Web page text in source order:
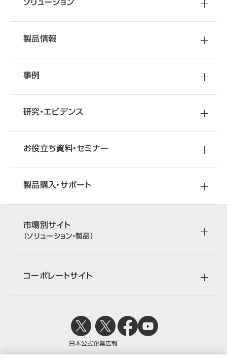
ソリューション
製品情報
事例
研究・エビデンス
お役立ち資料・セミナー
製品購入・サポート
市場別サイト
（ソリューション・製品）
コーポレートサイト
日本公式企業広報